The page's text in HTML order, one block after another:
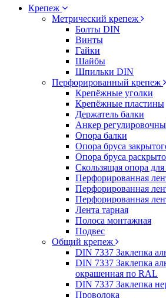
Крепеж
Метрический крепеж
Болты DIN
Винты
Гайки
Шайбы
Шпильки DIN
Перфорированный крепеж
Крепёжные уголки
Крепёжные пластины
Держатель балки
Анкер
Опора балки
Опора бруса
Опора бруса
Скользящая опора
Перфорированная
Перфорированная
Перфорированная
Лента тарная
Полоса монтажная
Подвес
Общий крепеж
DIN 7337 Заклепка
DIN 7337 Заклепка
окрашенная по RAL
DIN 7337 Заклепка
Проволока